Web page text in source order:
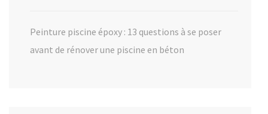
Peinture piscine époxy : 13 questions à se poser
avant de rénover une piscine en béton